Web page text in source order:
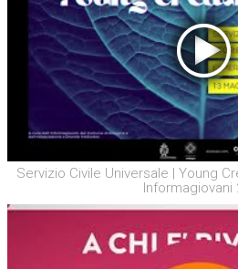
Servizio Civile Universale | Young
Informagiovani